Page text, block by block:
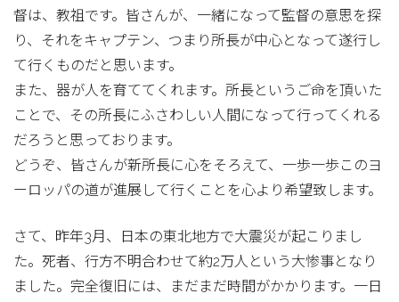
督は、教祖です。皆さんが、一緒になって監督の意思を探
り、それをキャプテン、つまり所長が中心となって遂行し
て行くものだと思います。
また、器が人を育ててくれます。所長というご命を頂いた
ことで、その所長にふさわしい人間になって行ってくれる
だろうと思っております。
どうぞ、皆さんが新所長に心をそろえて、一歩一歩このヨ
ーロッパの道が進展して行くことを心より希望致します。
さて、昨年3月、日本の東北地方で大震災が起こりまし
た。死者、行方不明合わせて約2万人という大惨事となり
ました。完全復旧には、まだまだ時間がかかります。一日